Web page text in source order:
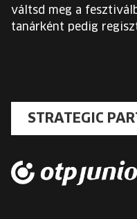
váltsd meg a
tanárként pedig
STRATEGIC